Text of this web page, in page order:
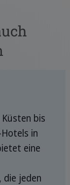
bis
in
eine
die jeden